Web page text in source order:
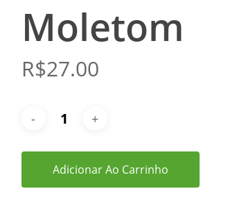
Moletom
R$27.00
Adicionar Ao Carrinho